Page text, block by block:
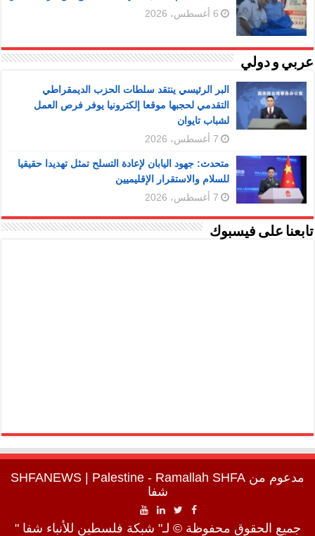
6 أغسطس، 2026
عربي و دولي
البر الرئيسي ينتقد سلطات الحزب الديمقراطي
التقدمي لحجبها موقعا إلكترونيا يوفر فرص العمل
لشباب تايوان
7 أغسطس، 2026
متحدث: جهود اليابان لإعادة التسلح تمثل تهديدا حقيقيا
للسلام والاستقرار الإقليميين
7 أغسطس، 2026
تابعنا على فيسبوك
مدعوم من SHFANEWS | Palestine - Ramallah SHFA
شفا
جميع الحقوق محفوظة © لـ" شبكة فلسطين للأنباء شفا "